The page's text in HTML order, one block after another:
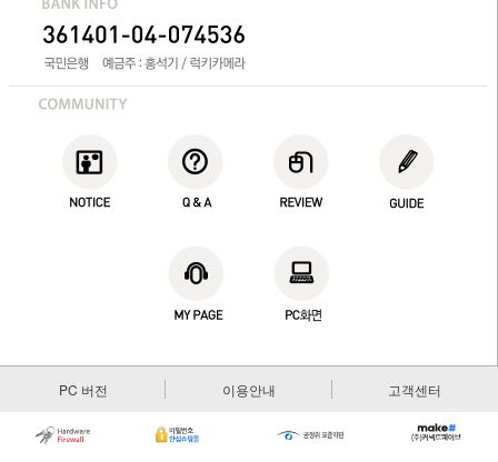
PC 버전 이용안내 고객센터